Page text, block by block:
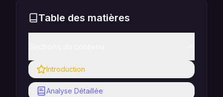
Table des matières
Introduction
Analyse Détaillée